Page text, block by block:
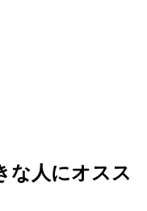
な人にオスス